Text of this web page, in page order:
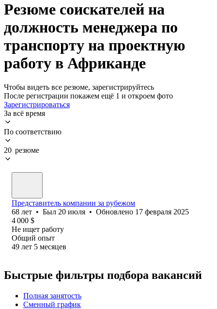
Резюме соискателей на
должность менеджера по
транспорту на проектную
работу в Африканде
Чтобы видеть все резюме, зарегистрируйтесь
После регистрации покажем ещё 1 и откроем фото
Зарегистрироваться
За всё время
По соответствию
20 резюме
Представитель компании за рубежом
68 лет • Был 20 июля • Обновлено 17 февраля 2025
4 000 $
Не ищет работу
Общий опыт
49 лет 5 месяцев
Быстрые фильтры подбора вакансий
Полная занятость
Сменный график